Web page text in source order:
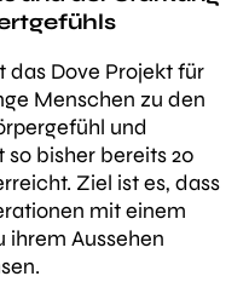
das Dove Projekt für
Menschen zu den
und
bisher bereits 20
Ziel ist es, dass
mit einem
ihrem Aussehen